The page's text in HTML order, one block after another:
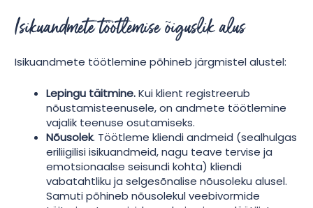
Isikuandmete töötlemise õiguslik alus
Isikuandmete töötlemine põhineb järgmistel alustel:
Lepingu täitmine.Kui klient registreerub
nõustamisteenusele, on andmete töötlemine
vajalik teenuse osutamiseks.
Nõusolek. Töötleme kliendi andmeid (sealhulgas
eriliigilisi isikuandmeid, nagu teave tervise ja
emotsionaalse seisundi kohta) kliendi
vabatahtliku ja selgesõnalise nõusoleku alusel.
Samuti põhineb nõusolekul veebivormide